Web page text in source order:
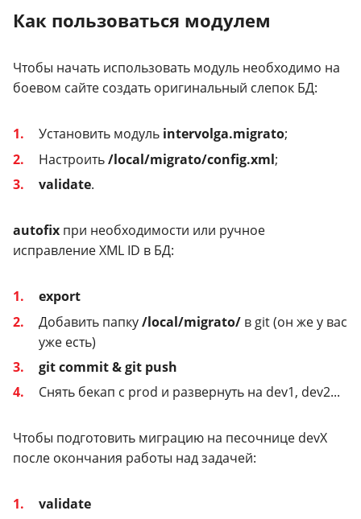
Как пользоваться модулем
Чтобы начать использовать модуль необходимо на
боевом сайте создать оригинальный слепок БД:
Установить модуль intervolga.migrato;
Настроить/local/migrato/config.xml;
validate.
autofix при необходимости или ручное
исправление XML ID в БД:
export
Добавить папку/local/migrato/ в git (он же у вас
уже есть)
git commit & git push
Снять бекап с prod и развернуть на dev1, dev2...
Чтобы подготовить миграцию на песочнице devX
после окончания работы над задачей:
validate